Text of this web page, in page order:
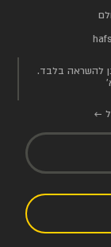
להשראה בלבד.
←